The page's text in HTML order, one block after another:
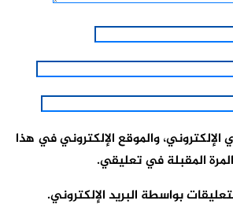
والموقع الإلكتروني في هذا
المقبلة في تعليقي.
بواسطة البريد الإلكتروني.